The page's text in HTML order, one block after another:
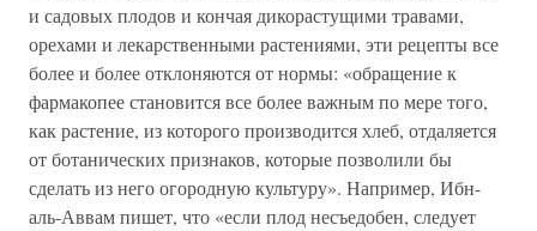
и садовых плодов и кончая дикорастущими травами,
орехами и лекарственными растениями, эти рецепты все
более и более отклоняются от нормы: «обращение к
фармакопее становится все более важным по мере того,
как растение, из которого производится хлеб, отдаляется
от ботанических признаков, которые позволили бы
сделать из него огородную культуру». Например, Ибн-
аль-Аввам пишет, что «если плод несъедобен, следует